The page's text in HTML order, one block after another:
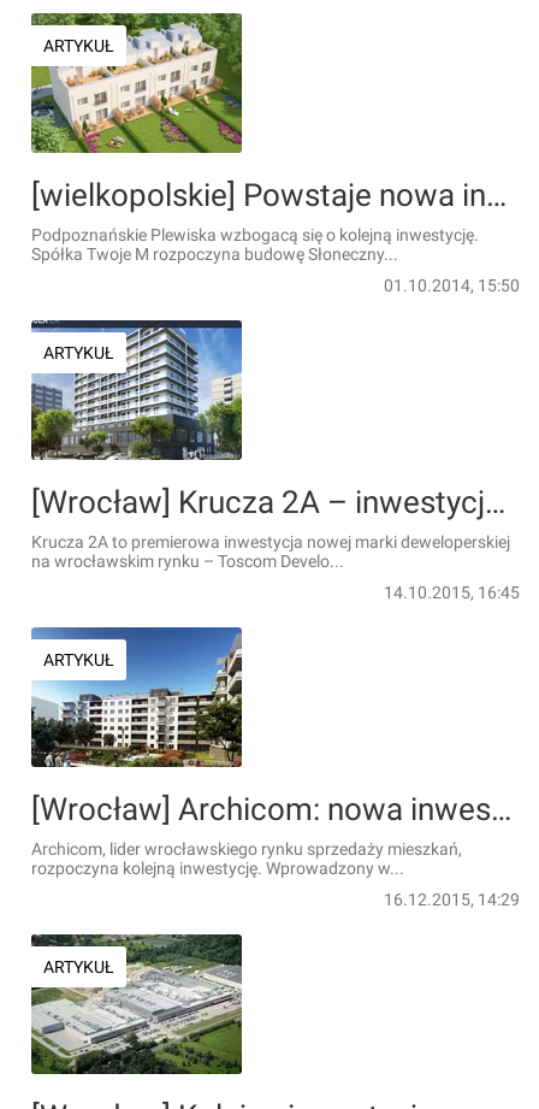
ARTYKUŁ
[wielkopolskie] Powstaje nowa inwestycja pod Poznaniem
Podpoznańskie Plewiska wzbogacą się o kolejną inwestycję.
Spółka Twoje M rozpoczyna budowę Słoneczny...
01.10.2014, 15:50
ARTYKUŁ
[Wrocław] Krucza 2A – inwestycja z potencjałem
Krucza 2A to premierowa inwestycja nowej marki deweloperskiej
na wrocławskim rynku – Toscom Develo...
14.10.2015, 16:45
ARTYKUŁ
[Wrocław] Archicom: nowa inwestycja w Śródmieściu
Archicom, lider wrocławskiego rynku sprzedaży mieszkań,
rozpoczyna kolejną inwestycję. Wprowadzony w...
16.12.2015, 14:29
ARTYKUŁ